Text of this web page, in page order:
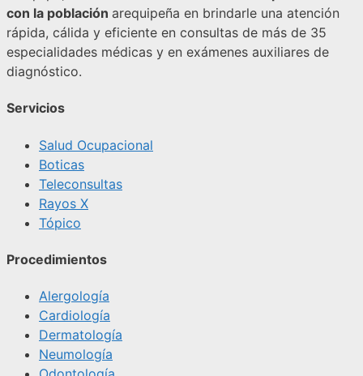
con la población arequipeña en brindarle una atención
rápida, cálida y eficiente en consultas de más de 35
especialidades médicas y en exámenes auxiliares de
diagnóstico.
Servicios
Salud Ocupacional
Boticas
Teleconsultas
Rayos X
Tópico
Procedimientos
Alergología
Cardiología
Dermatología
Neumología